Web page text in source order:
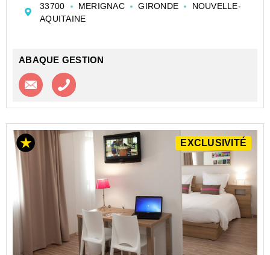
pépite qu'il vous faut !
Les atouts qui vont vous séduire ...
33700 MERIGNAC GIRONDE
NOUVELLE-
AQUITAINE
ABAQUE GESTION
Contacter l'agence
EXCLUSIVITÉ